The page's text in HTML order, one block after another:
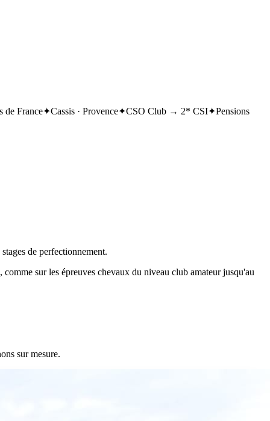
de France✦Cassis · Provence✦CSO Club → 2* CSI✦Pensions
de perfectionnement.
sur les épreuves chevaux du niveau club amateur jusqu'au
sur mesure.